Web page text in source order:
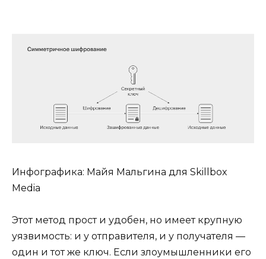
Инфографика: Майя Мальгина для Skillbox
Media
Этот метод прост и удобен, но имеет крупную
уязвимость: и у отправителя, и у получателя —
один и тот же ключ. Если злоумышленники его